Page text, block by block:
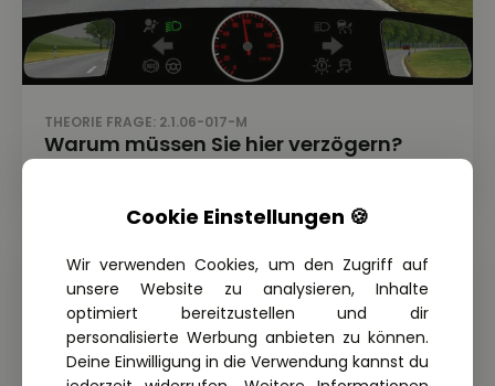
THEORIE FRAGE: 2.1.06-017-M
Warum müssen Sie hier verzögern?
Cookie Einstellungen 🍪
Wir verwenden Cookies, um den Zugriff auf
unsere Website zu analysieren, Inhalte
optimiert bereitzustellen und dir
personalisierte Werbung anbieten zu können.
Deine Einwilligung in die Verwendung kannst du